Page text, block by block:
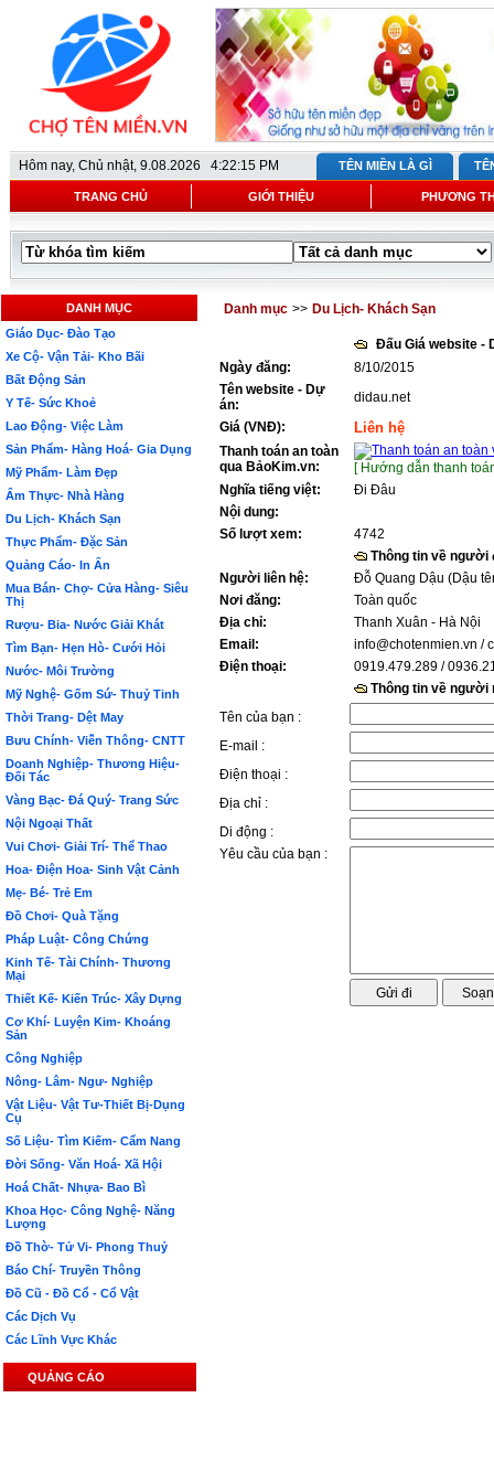
Hôm nay, Chủ nhật, 9.08.2026 4:22:15 PM TÊN MIỀN LÀ GÌ
TRANG CHỦ GIỚI THIỆU PHƯƠNG
DANH MỤC
Giáo Dục- Đào Tạo
Xe Cộ- Vận Tải- Kho Bãi
Bất Động Sản
Y Tế- Sức Khoẻ
Lao Động- Việc Làm
Sản Phẩm- Hàng Hoá- Gia Dụng
Mỹ Phẩm- Làm Đẹp
Ẩm Thực- Nhà Hàng
Du Lịch- Khách Sạn
Thực Phẩm- Đặc Sản
Quảng Cáo- In Ấn
Mua Bán- Chợ- Cửa Hàng- Siêu
Thị
Rượu- Bia- Nước Giải Khát
Tìm Bạn- Hẹn Hò- Cưới Hỏi
Nước- Môi Trường
Mỹ Nghệ- Gốm Sứ- Thuỷ Tinh
Thời Trang- Dệt May
Bưu Chính- Viễn Thông- CNTT
Doanh Nghiệp- Thương Hiệu-
Đối Tác
Vàng Bạc- Đá Quý- Trang Sức
Nội Ngoại Thất
Vui Chơi- Giải Trí- Thể Thao
Hoa- Điện Hoa- Sinh Vật Cảnh
Mẹ- Bé- Trẻ Em
Đồ Chơi- Quà Tặng
Pháp Luật- Công Chứng
Kinh Tế- Tài Chính- Thương
Mại
Thiết Kế- Kiến Trúc- Xây Dựng
Cơ Khí- Luyện Kim- Khoáng
Sản
Công Nghiệp
Nông- Lâm- Ngư- Nghiệp
Vật Liệu- Vật Tư-Thiết Bị-Dụng
Cụ
Số Liệu- Tìm Kiếm- Cẩm Nang
Đời Sống- Văn Hoá- Xã Hội
Hoá Chất- Nhựa- Bao Bì
Khoa Học- Công Nghệ- Năng
Lượng
Đồ Thờ- Tử Vi- Phong Thuỷ
Báo Chí- Truyền Thông
Đồ Cũ - Đồ Cổ - Cổ Vật
Các Dịch Vụ
Các Lĩnh Vực Khác
QUẢNG CÁO
Danh mục >> Du Lịch- Khách Sạn
Đấu Giá website -
Ngày đăng:
8/10/2015
Tên website - Dự
án:
didau.net
Giá (VNĐ):
Liên hệ
Thanh toán an toàn
qua BảoKim.vn:
[ Hướng dẫn thanh
Nghĩa tiếng việt:
Đi Đâu
Nội dung:
Số lượt xem:
4742
Thông tin về người
Người liên hệ:
Đỗ Quang Dậu (Dậu
Nơi đăng:
Toàn quốc
Địa chỉ:
Thanh Xuân - Hà Nội
Email:
info@chotenmien.vn /
Điện thoại:
0919.479.289 /
Thông tin về người
Tên của bạn :
E-mail :
Điện thoại :
Địa chỉ :
Di động :
Yêu cầu của bạn :